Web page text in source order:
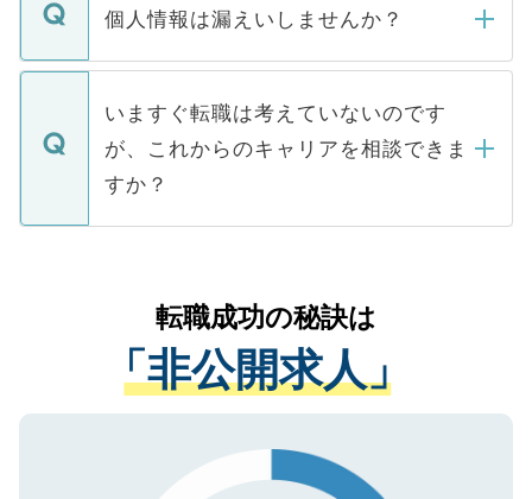
■応募殺到を避けるため 人気のある医療機
関を公にしてしまうと、応募が殺到する場
に、医療機関が求める条件に合った人材の
みを人材紹介会社に依頼するケースが増え
ています。
ん。また、仮に応募先から内定をいただい
定を承諾する必要はありません。内定先へ
の辞退の連絡はキャリアパートナーが行い
個人情報は漏えいしませんか？
個人情報が漏えいすることはありませんの
で、ご安心ください。当サイトからの登録
などで収集したご登録者様の個人情報は、
ご本人のキャリアアップおよび転職活動の
支援を目的に使用いたします。お預かりし
ているすべての個人データはご本人の許可
は、個人情報の取り扱いについての厳密な
管理基準を満たした事業者のみに付与され
る、プライバシーマークを取得済みです。
で、機密保持に関してもご安心ください。
いますぐ転職は考えていないのです
が、これからのキャリアを相談できま
すか？
かがいして、現在の医療機関の状況や紹介
経験をまじえながら、適切なアドバイスを
させていただきます。すぐにご転職をされ
ない方には、長期的なサポートが可能です
ので、まずはご登録ください。
転職成功の秘訣は
「非公開求人」